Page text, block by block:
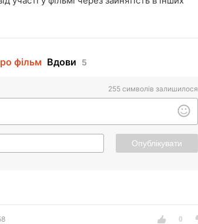
фільм Вдови 5
255 символів залишилося
Опублікувати